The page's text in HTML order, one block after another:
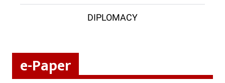
DIPLOMACY
e-Paper